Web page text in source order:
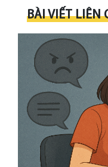
BÀI VIẾT LIÊN